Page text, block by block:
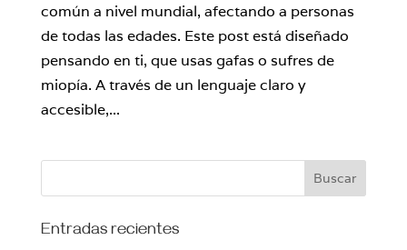
común a nivel mundial, afectando a personas
de todas las edades. Este post está diseñado
pensando en ti, que usas gafas o sufres de
miopía. A través de un lenguaje claro y
accesible,...
Entradas recientes